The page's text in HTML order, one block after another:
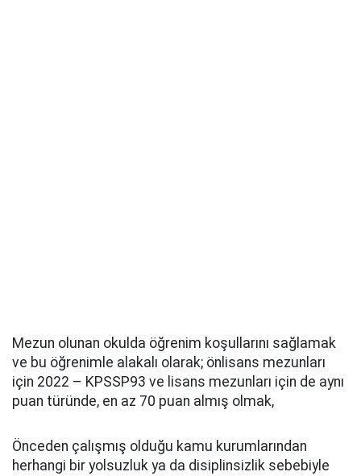
Mezun olunan okulda öğrenim koşullarını sağlamak
ve bu öğrenimle alakalı olarak; önlisans mezunları
için 2022 – KPSSP93 ve lisans mezunları için de aynı
puan türünde, en az 70 puan almış olmak,
Önceden çalışmış olduğu kamu kurumlarından
herhangi bir yolsuzluk ya da disiplinsizlik sebebiyle